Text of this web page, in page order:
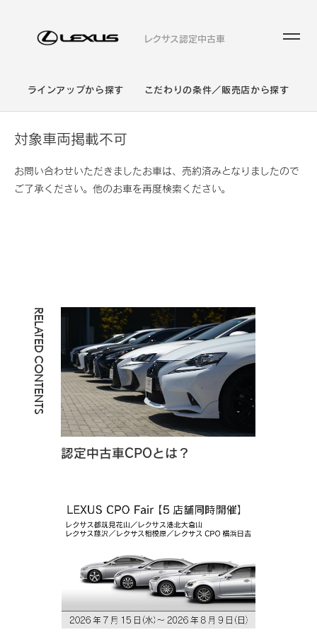
レクサス認定中古車
ラインアップから探す こだわりの条件／販売店から探す
対象車両掲載不可
お問い合わせいただきましたお車は、売約済みとなりましたので
ご了承ください。他のお車を再度検索ください。
RELATED CONTENTS
認定中古車CPOとは？